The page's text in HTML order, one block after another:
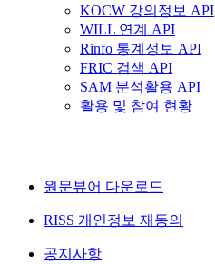
KOCW 강의정보 API
WILL 연계 API
Rinfo 통계정보 API
FRIC 검색 API
SAM 분석활용 API
활용 및 참여 현황
원문뷰어 다운로드
RISS 개인정보 재동의
공지사항